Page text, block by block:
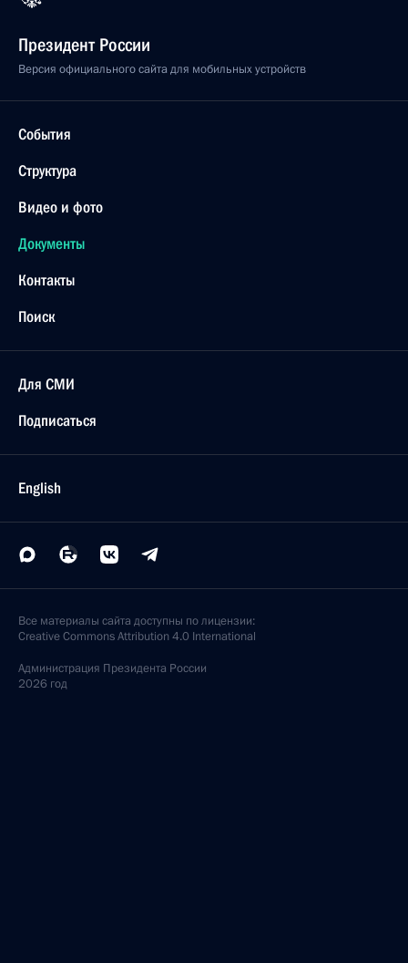
Президент России
Версия официального сайта для мобильных устройств
События
Структура
Видео и фото
Документы
Контакты
Поиск
Для СМИ
Подписаться
English
Все материалы сайта доступны по лицензии:
Creative Commons Attribution 4.0 International
Администрация Президента России
2026 год